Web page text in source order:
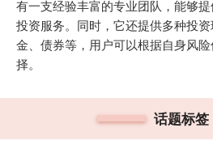
有一支经验丰富的专业团队，能够
投资服务。同时，它还提供多种投
金、债券等，用户可以根据自身风
择。
话题标签